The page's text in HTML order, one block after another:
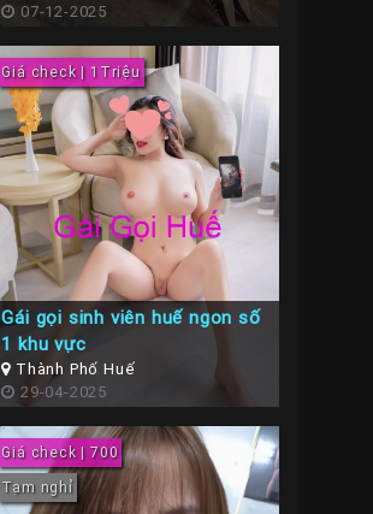
07-12-2025
Giá check | 1Triệu
Gái gọi sinh viên huế ngon số
1 khu vực
Thành Phố Huế
29-04-2025
Giá check | 700
Tạm nghỉ